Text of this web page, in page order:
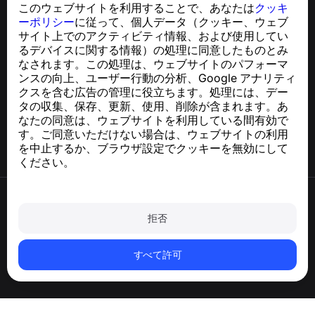
このウェブサイトを利用することで、あなたはクッキ
ーポリシーに従って、個人データ（クッキー、ウェブ
サイト上でのアクティビティ情報、および使用してい
るデバイスに関する情報）の処理に同意したものとみ
なされます。この処理は、ウェブサイトのパフォーマ
ンスの向上、ユーザー行動の分析、Google アナリティ
クスを含む広告の管理に役立ちます。処理には、デー
タの収集、保存、更新、使用、削除が含まれます。あ
なたの同意は、ウェブサイトを利用している間有効で
す。ご同意いただけない場合は、ウェブサイトの利用
を中止するか、ブラウザ設定でクッキーを無効にして
ください。
拒否
すべて許可
GDPR準拠に関するお問い合わせ：
support@numbuster.com
ヘルプセンター
ニュースと記事
プロジェクトについて
連絡先
アカウントと個人データを削除